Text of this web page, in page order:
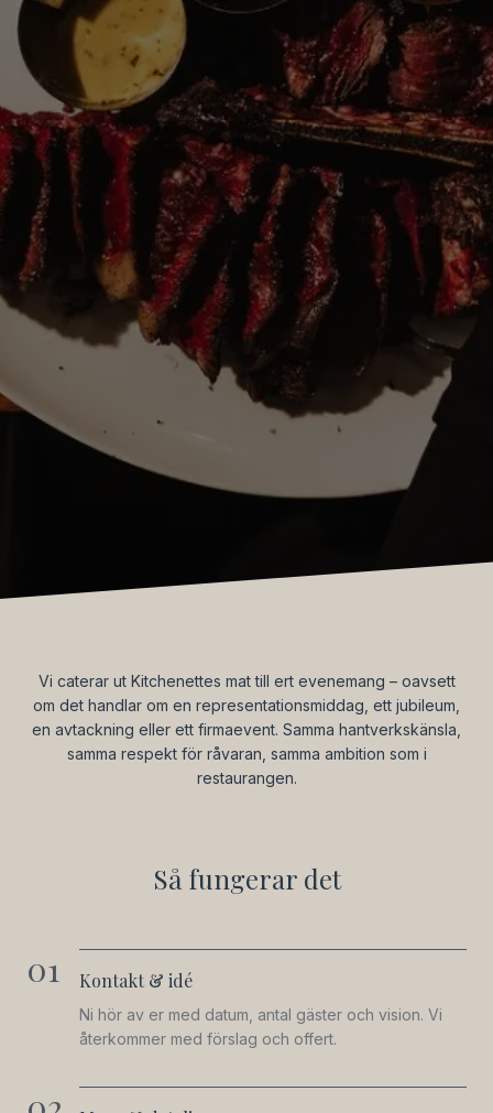
Vi caterar ut Kitchenettes mat till ert evenemang – oavsett
om det handlar om en representationsmiddag, ett jubileum,
en avtackning eller ett firmaevent. Samma hantverkskänsla,
samma respekt för råvaran, samma ambition som i
restaurangen.
Så fungerar det
01 Kontakt & idé
Ni hör av er med datum, antal gäster och vision. Vi
återkommer med förslag och offert.